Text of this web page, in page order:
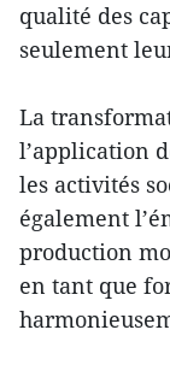
qualité des
seulement
La
l’application
les activités
également
production
en tant que